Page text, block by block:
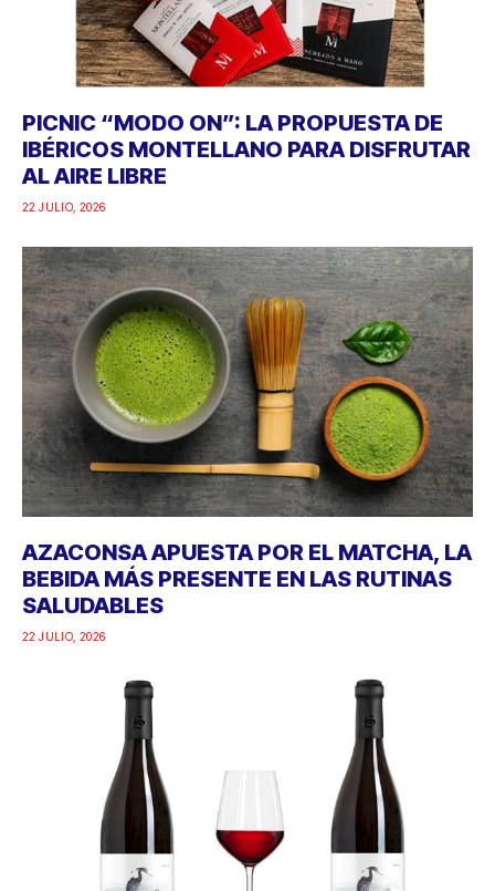
PICNIC “MODO ON”: LA PROPUESTA DE
IBÉRICOS MONTELLANO PARA DISFRUTAR
AL AIRE LIBRE
22 JULIO, 2026
AZACONSA APUESTA POR EL MATCHA, LA
BEBIDA MÁS PRESENTE EN LAS RUTINAS
SALUDABLES
22 JULIO, 2026